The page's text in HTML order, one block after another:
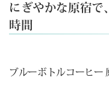
にぎやかな原宿で
時間
ブルーボトルコーヒー